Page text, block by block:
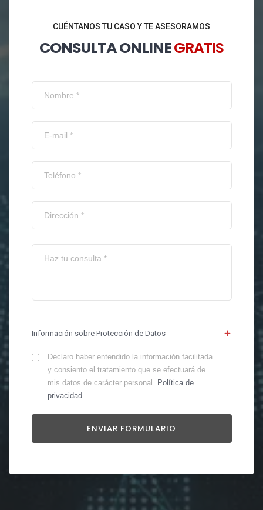
CUÉNTANOS TU CASO Y TE ASESORAMOS
CONSULTA ONLINEGRATIS
Información sobre Protección de Datos
Declaro haber entendido la información facilitada
y consiento el tratamiento que se efectuará de
mis datos de carácter personal. Política de
privacidad.